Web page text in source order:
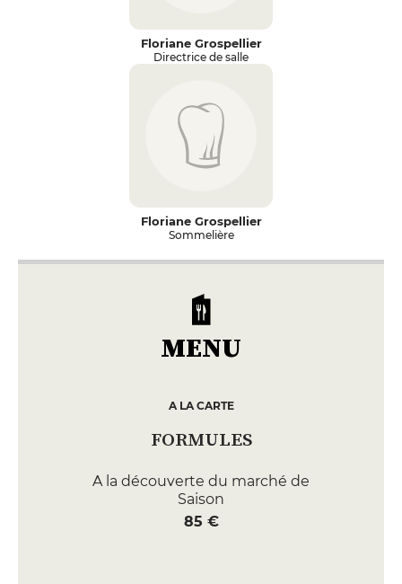
Floriane Grospellier
Directrice de salle
Floriane Grospellier
Sommelière
MENU
A LA CARTE
FORMULES
A la découverte du marché de
Saison
85 €